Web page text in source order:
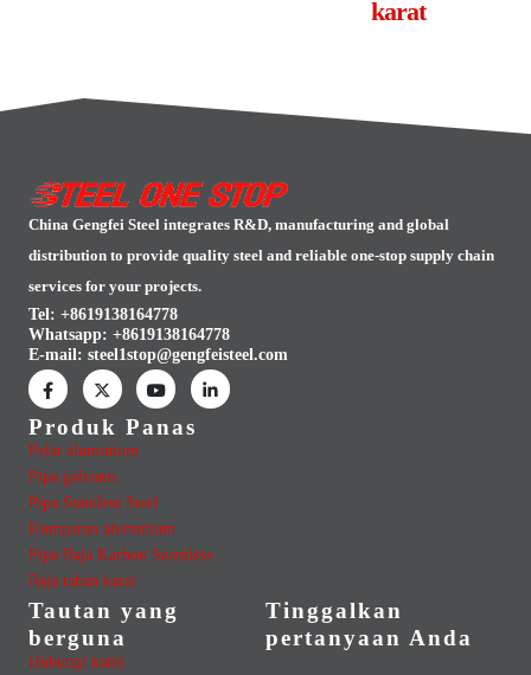
karat
China Gengfei Steel integrates R&D, manufacturing and global
distribution to provide quality steel and reliable one-stop supply chain
services for your projects.
Tel: +8619138164778
Whatsapp: +8619138164778
E-mail: steel1stop@gengfeisteel.com
Produk Panas
Pelat aluminium
Pipa galvanis
Pipa Stainless Steel
Kumparan aluminium
Pipa Baja Karbon Seamless
Baja tahan karat
Tautan yang
berguna
Hubungi kami
Tinggalkan
pertanyaan Anda